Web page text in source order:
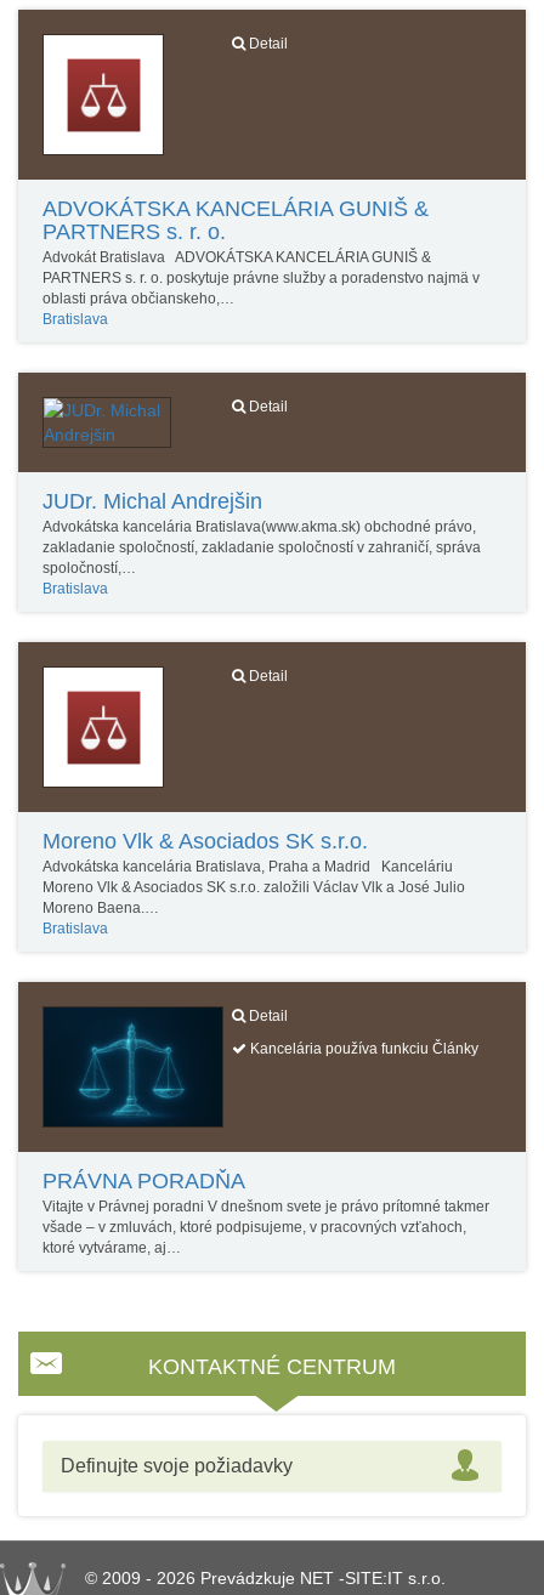
Detail
ADVOKÁTSKA KANCELÁRIA GUNIŠ &
PARTNERS s. r. o.
Advokát Bratislava ADVOKÁTSKA KANCELÁRIA GUNIŠ &
PARTNERS s. r. o. poskytuje právne služby a poradenstvo najmä v
oblasti práva občianskeho,…
Bratislava
Detail
JUDr. Michal Andrejšin
Advokátska kancelária Bratislava(www.akma.sk) obchodné právo,
zakladanie spoločností, zakladanie spoločností v zahraničí, správa
spoločností,…
Bratislava
Detail
Moreno Vlk & Asociados SK s.r.o.
Advokátska kancelária Bratislava, Praha a Madrid Kanceláriu
Moreno Vlk & Asociados SK s.r.o. založili Václav Vlk a José Julio
Moreno Baena.…
Bratislava
Detail
Kancelária používa funkciu Články
PRÁVNA PORADŇA
Vitajte v Právnej poradni V dnešnom svete je právo prítomné takmer
všade – v zmluvách, ktoré podpisujeme, v pracovných vzťahoch,
ktoré vytvárame, aj…
KONTAKTNÉ CENTRUM
Definujte svoje požiadavky
© 2009 - 2026 Prevádzkuje NET -SITE:IT s.r.o.